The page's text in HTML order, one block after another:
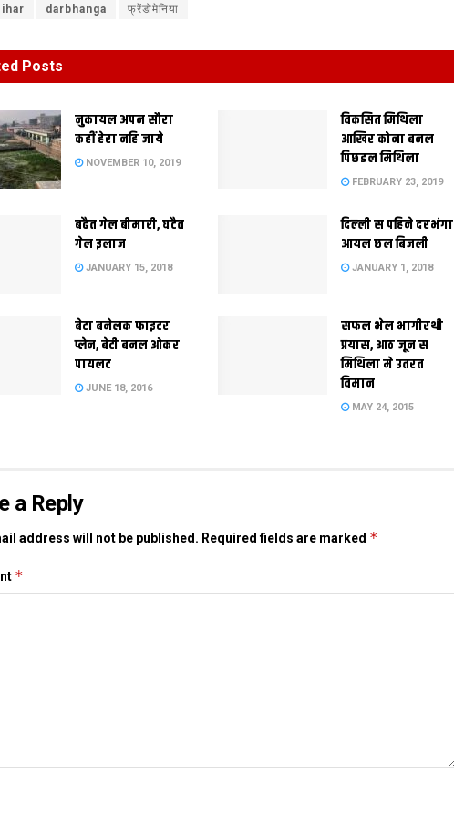
darbhanga फ्रेंडोमेनिया
Posts
नुकायल अपन सौरा
कहीं हेरा नहि जाये
NOVEMBER 10, 2019
विकसित मिथिला
आखिर कोना बनल
पिछडल मिथिला
FEBRUARY 23, 2019
बढैत गेल बीमारी, घटैत
गेल इलाज
JANUARY 15, 2018
दिल्‍ली स पहिने दरभंगा
आयल छल बिजली
JANUARY 1, 2018
बेटा बनेलक फाइटर
प्लेन, बेटी बनल ओकर
पायलट
JUNE 18, 2016
सफल भेल भागीरथी
प्रयास, आठ जून स
मिथिला मे उतरत
विमान
MAY 24, 2015
a Reply
address will not be published. Required fields are marked *
*